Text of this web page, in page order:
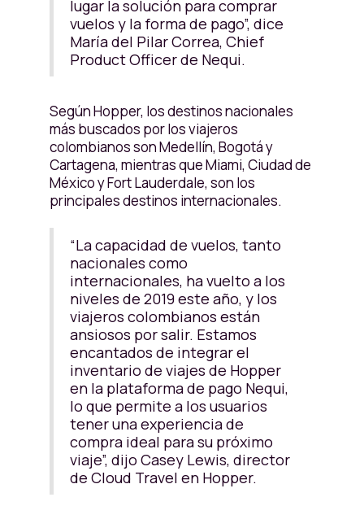
lugar la solución para comprar
vuelos y la forma de pago”, dice
María del Pilar Correa, Chief
Product Officer de Nequi.
Según Hopper, los destinos nacionales
más buscados por los viajeros
colombianos son Medellín, Bogotá y
Cartagena, mientras que Miami, Ciudad de
México y Fort Lauderdale, son los
principales destinos internacionales.
“La capacidad de vuelos, tanto
nacionales como
internacionales, ha vuelto a los
niveles de 2019 este año, y los
viajeros colombianos están
ansiosos por salir. Estamos
encantados de integrar el
inventario de viajes de Hopper
en la plataforma de pago Nequi,
lo que permite a los usuarios
tener una experiencia de
compra ideal para su próximo
viaje”, dijo Casey Lewis, director
de Cloud Travel en Hopper.